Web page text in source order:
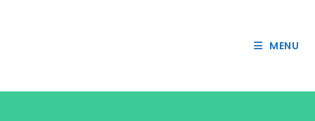
MENU